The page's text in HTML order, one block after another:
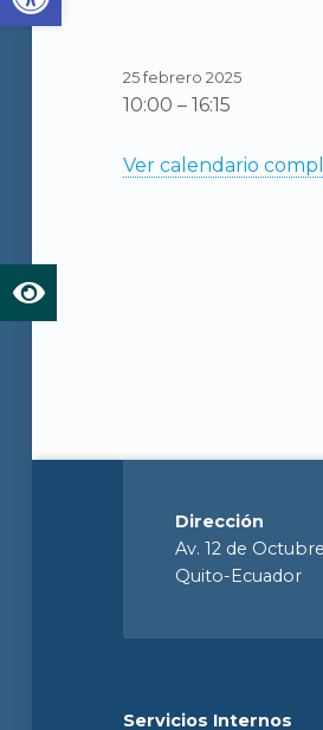
25 febrero 2025
10:00 –16:15
Ver calendario
Dirección
Av. 12 de
Quito-Ecuador
Servicios Internos